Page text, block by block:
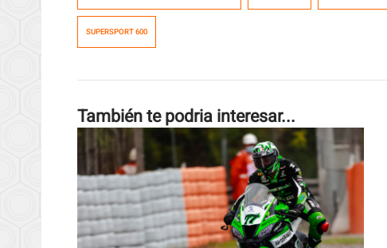
SUPERSPORT 600
También te podria interesar...